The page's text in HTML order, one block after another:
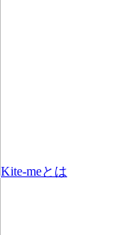
Kite-meとは